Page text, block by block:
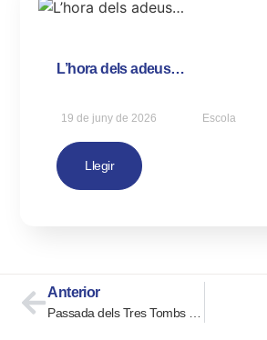
L’hora dels adeus…
19 de juny de 2026 Escola
Llegir
Anterior
Passada dels Tres Tombs a Cerdanyola